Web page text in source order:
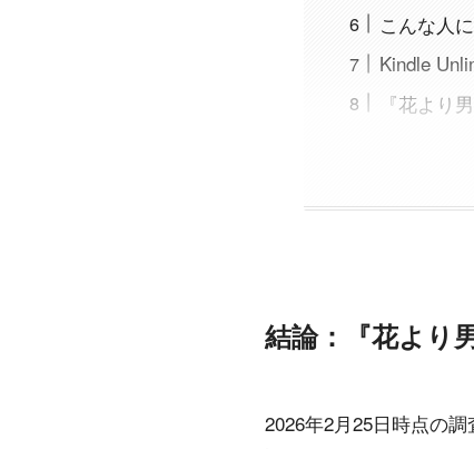
こんな人
Kindle
『花より
結論：『花より
2026年2月25日時点の